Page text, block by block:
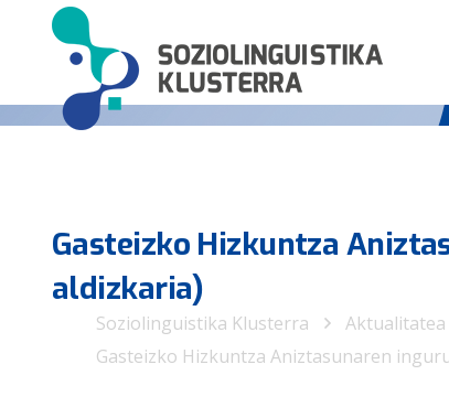
Gasteizko Hizkuntza
aldizkaria)
Soziolinguistika Klusterra Aktualitatea
Gasteizko Hizkuntza Aniztasunaren